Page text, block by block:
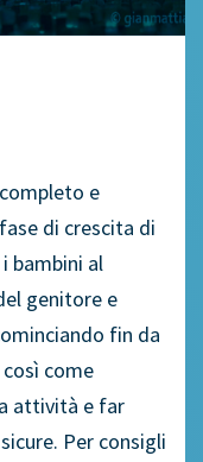
e
di crescita di
bambini al
genitore e
fin da
come
attività e far
Per consigli